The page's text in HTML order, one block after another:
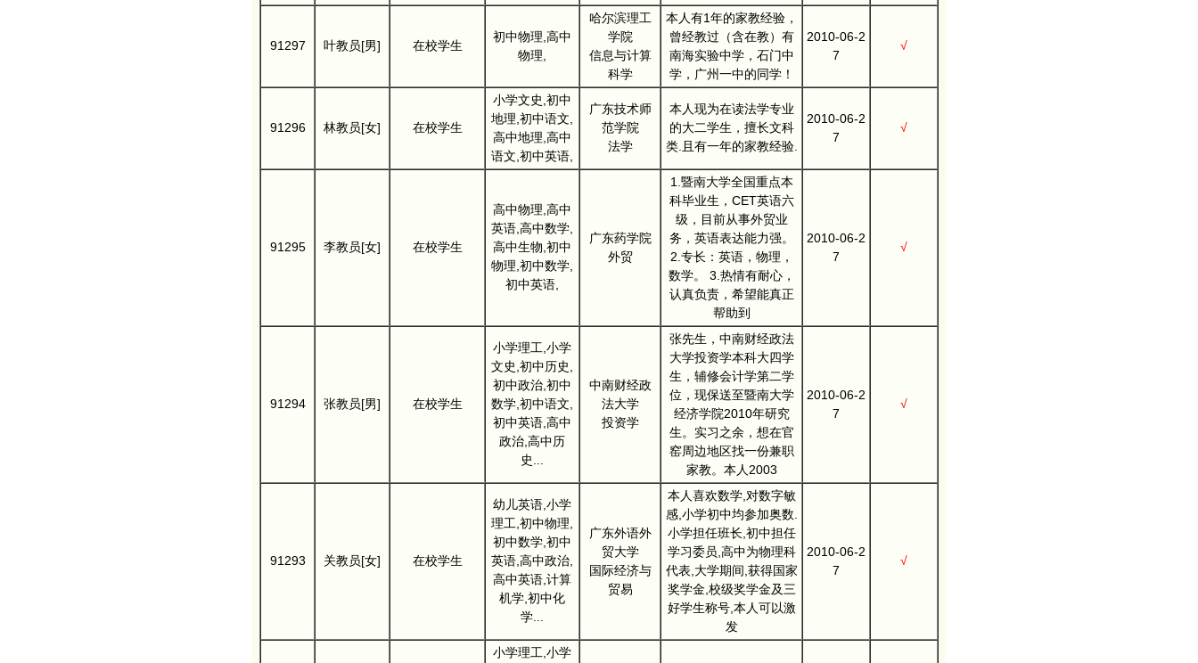
91297 叶教员[男] 在校学生
初中物理,高中
物理,
哈尔滨理工
学院
信息与计算
科学
本人有1年的家教经验，
曾经教过（含在教）有
南海实验中学，石门中
学，广州一中的同学！
2010-06-2
7
√
91296 林教员[女] 在校学生
小学文史,初中
地理,初中语文,
高中地理,高中
语文,初中英语,
广东技术师
范学院
法学
本人现为在读法学专业
的大二学生，擅长文科
类.且有一年的家教经验.
2010-06-2
7
√
91295 李教员[女] 在校学生
高中物理,高中
英语,高中数学,
高中生物,初中
物理,初中数学,
初中英语,
广东药学院
外贸
1.暨南大学全国重点本
科毕业生，CET英语六
级，目前从事外贸业
务，英语表达能力强。
2.专长：英语，物理，
数学。 3.热情有耐心，
认真负责，希望能真正
帮助到
2010-06-2
7
√
91294 张教员[男] 在校学生
小学理工,小学
文史,初中历史,
初中政治,初中
数学,初中语文,
初中英语,高中
政治,高中历
史...
中南财经政
法大学
投资学
张先生，中南财经政法
大学投资学本科大四学
生，辅修会计学第二学
位，现保送至暨南大学
经济学院2010年研究
生。实习之余，想在官
窑周边地区找一份兼职
家教。本人2003
2010-06-2
7
√
91293 关教员[女] 在校学生
幼儿英语,小学
理工,初中物理,
初中数学,初中
英语,高中政治,
高中英语,计算
机学,初中化
学...
广东外语外
贸大学
国际经济与
贸易
本人喜欢数学,对数字敏
感,小学初中均参加奥数.
小学担任班长,初中担任
学习委员,高中为物理科
代表,大学期间,获得国家
奖学金,校级奖学金及三
好学生称号,本人可以激
发
2010-06-2
7
√
小学理工,小学